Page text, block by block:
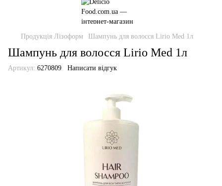
Продукція Лізоформ Шампунь для волосся Lirio Med 1л
Шампунь для волосся Lirio Med 1л
Артикул: 6270809 Написати відгук